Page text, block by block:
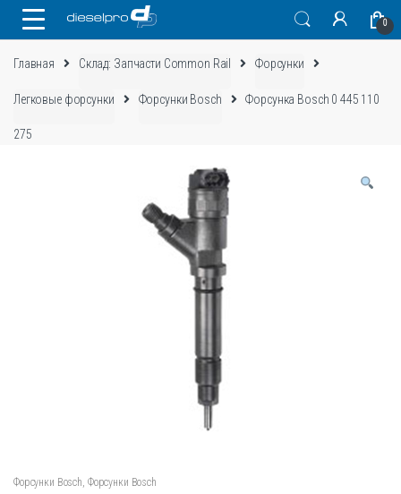
0
Главная Склад: Запчасти Common Rail Форсунки
Легковые форсунки Форсунки Bosch Форсунка Bosch 0 445 110
275
Форсунки Bosch Форсунки Bosch